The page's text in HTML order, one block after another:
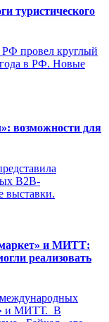
туристического
РФ провел круглый
года в РФ. Новые
возможности для
B2B-
выставки.
и МИТТ:
реализовать
и МИТТ. В